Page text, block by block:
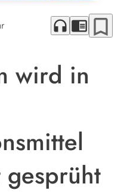
headphones chrome_reader_mode bookmark_border
wird in
gesprüht